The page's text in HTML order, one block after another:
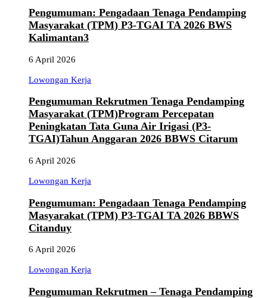
Pengumuman: Pengadaan Tenaga Pendamping
Masyarakat (TPM) P3-TGAI TA 2026 BWS
Kalimantan3
6 April 2026
Lowongan Kerja
Pengumuman Rekrutmen Tenaga Pendamping
Masyarakat (TPM)Program Percepatan
Peningkatan Tata Guna Air Irigasi (P3-
TGAI)Tahun Anggaran 2026 BBWS Citarum
6 April 2026
Lowongan Kerja
Pengumuman: Pengadaan Tenaga Pendamping
Masyarakat (TPM) P3-TGAI TA 2026 BBWS
Citanduy
6 April 2026
Lowongan Kerja
Pengumuman Rekrutmen – Tenaga Pendamping